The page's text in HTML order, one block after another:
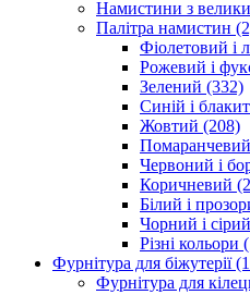
Намистини з
Палітра намистин
Фіолетовий і
Рожевий і
Зелений (332)
Синій і
Жовтий (208)
Помаранчевий
Червоний і
Коричневий
Білий і
Чорний і сірий
Різні кольори
Фурнітура для біжутерії
Фурнітура для